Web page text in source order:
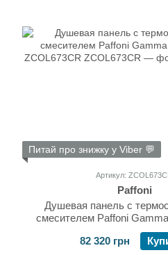
Питай про знижку у Viber 💬
Артикул:
Paffoni
Душевая панель с
смесителем Paffoni
ZCOL673CR
82 320 грн